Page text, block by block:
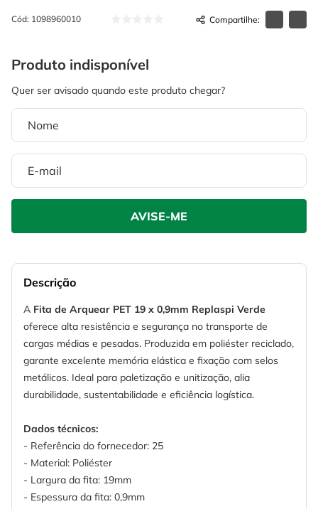
Cód: 1098960010
Descrição
A Fita de Arquear PET 19 x 0,9mm Replaspi Verde
oferece alta resistência e segurança no transporte de
cargas médias e pesadas. Produzida em poliéster reciclado,
garante excelente memória elástica e fixação com selos
metálicos. Ideal para paletização e unitização, alia
durabilidade, sustentabilidade e eficiência logística.
Dados técnicos:
- Referência do fornecedor: 25
- Material: Poliéster
- Largura da fita: 19mm
- Espessura da fita: 0,9mm
4º escada
8º fio
10º alicate
º caixa ferramentas
º escada
serra copo
º luva
º